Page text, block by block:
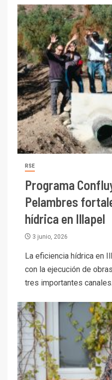
RSE
Programa
Pelambres
hídrica en Illapel
3 junio, 2026
La eficiencia hídrica en
con la ejecución de
tres importantes